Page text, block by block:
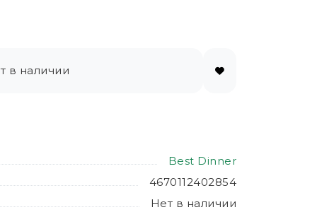
в наличии
Best Dinner
4670112402854
Нет в наличии